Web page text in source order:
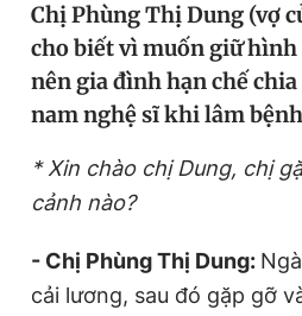
Video
Sản phẩm khác
Tiện ích
Chị Phùng Thị Dung (vợ
cho biết vì muốn giữ hình
nên gia đình hạn chế
nam nghệ sĩ khi lâm
* Xin chào chị Dung, chị
cảnh nào?
- Chị Phùng Thị Dung:
cải lương, sau đó gặp gỡ